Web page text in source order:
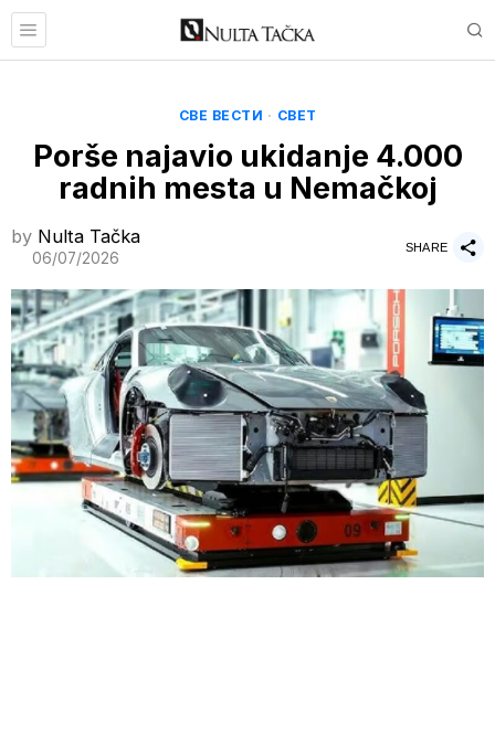
СВЕ ВЕСТИ · СВЕТ
Porše najavio ukidanje 4.000
radnih mesta u Nemačkoj
by Nulta Tačka
06/07/2026
SHARE